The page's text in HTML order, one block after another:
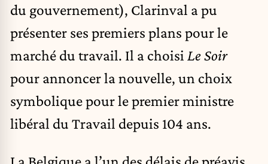
du gouvernement), Clarinval a pu
présenter ses premiers plans pour le
marché du travail. Il a choisi Le Soir
pour annoncer la nouvelle, un choix
symbolique pour le premier ministre
libéral du Travail depuis 104 ans.